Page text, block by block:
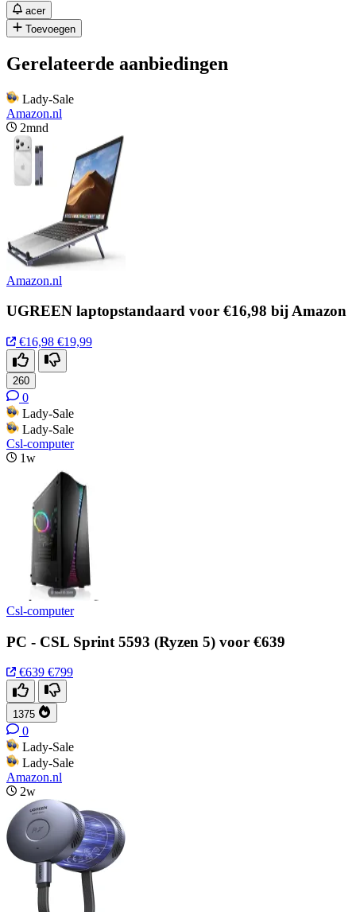
acer
Toevoegen
Gerelateerde aanbiedingen
Lady-Sale
Amazon.nl
2mnd
Amazon.nl
UGREEN laptopstandaard voor €16,98 bij Amazon
€16,98 €19,99
260
0
Lady-Sale
Lady-Sale
Csl-computer
1w
Csl-computer
PC - CSL Sprint 5593 (Ryzen 5) voor €639
€639 €799
1375
0
Lady-Sale
Lady-Sale
Amazon.nl
2w